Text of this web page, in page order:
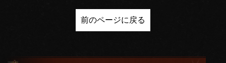
前のページに戻る